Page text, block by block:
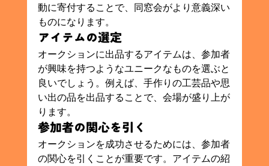
動に寄付することで、同窓会がより意義深い
ものになります。
アイテムの選定
オークションに出品するアイテムは、参加者
が興味を持つようなユニークなものを選ぶと
良いでしょう。例えば、手作りの工芸品や思
い出の品を出品することで、会場が盛り上が
ります。
参加者の関心を引く
オークションを成功させるためには、参加者
の関心を引くことが重要です。アイテムの紹